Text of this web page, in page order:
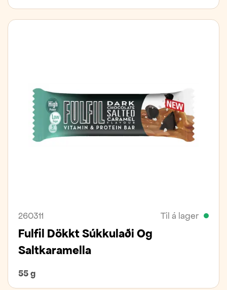
260311 Til á lager
Fulfil Dökkt Súkkulaði Og
Saltkaramella
55 g